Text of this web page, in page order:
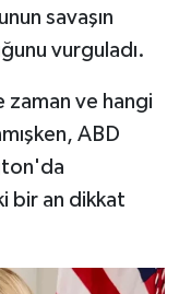
savaşın
vurguladı.
zaman ve hangi
ABD
bir an dikkat